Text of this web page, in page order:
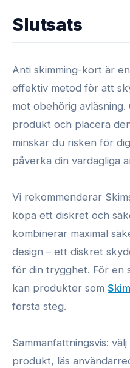
Slutsats
Anti skimming-kort är
effektiv metod för att
mot obehörig
produkt och placera
minskar du risken för
påverka din vardagliga
Vi rekommenderar
köpa ett diskret och
kombinerar maximal
design – ett diskret
för din trygghet. För en
kan produkter som
första steg.
Sammanfattningsvis:
produkt, läs